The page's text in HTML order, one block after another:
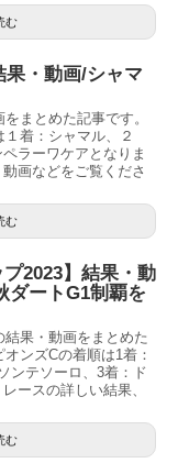
む
果・動画/シャマ
まとめた記事です。
着：シャマル、２
ラーワケアとなりま
画などをご覧くださ
む
プ2023】結果・動
ダートG1制覇を
果・動画をまとめた
ンズCの着順は1着：
ンテソーロ、3着：ド
ースの詳しい結果、
む